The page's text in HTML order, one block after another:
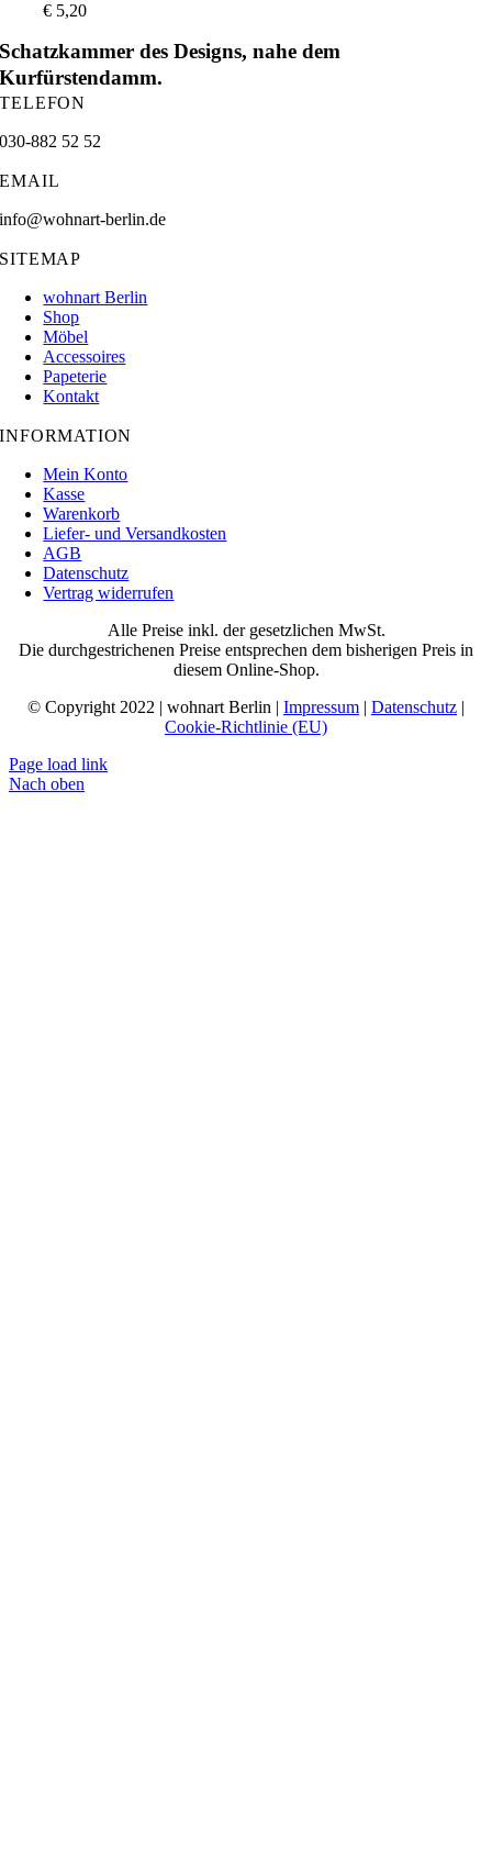
€ 5,20
Schatzkammer des Designs, nahe dem
Kurfürstendamm.
TELEFON
030-882 52 52
EMAIL
info@wohnart-berlin.de
SITEMAP
wohnart Berlin
Shop
Möbel
Accessoires
Papeterie
Kontakt
INFORMATION
Mein Konto
Kasse
Warenkorb
Liefer- und Versandkosten
AGB
Datenschutz
Vertrag widerrufen
Alle Preise inkl. der gesetzlichen MwSt.
Die durchgestrichenen Preise entsprechen dem bisherigen Preis in
diesem Online-Shop.
© Copyright 2022 | wohnart Berlin | Impressum | Datenschutz |
Cookie-Richtlinie (EU)
Page load link
Nach oben